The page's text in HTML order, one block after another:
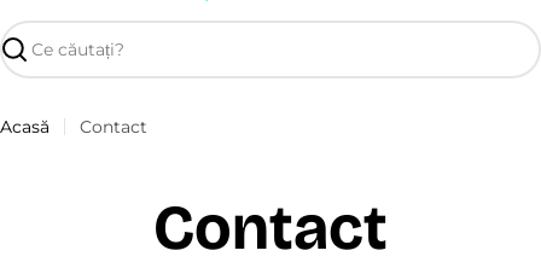
Căutare
Acasă Contact
Contact